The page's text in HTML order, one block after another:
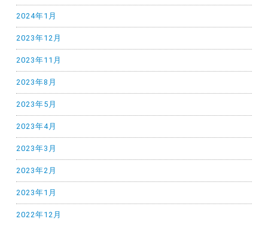
2024年1月
2023年12月
2023年11月
2023年8月
2023年5月
2023年4月
2023年3月
2023年2月
2023年1月
2022年12月